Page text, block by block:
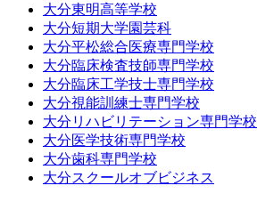
大分東明高等学校
大分短期大学園芸科
大分平松総合医療専門学校
大分臨床検査技師専門学校
大分臨床工学技士専門学校
大分視能訓練士専門学校
大分リハビリテーション専門学校
大分医学技術専門学校
大分歯科専門学校
大分スクールオブビジネス